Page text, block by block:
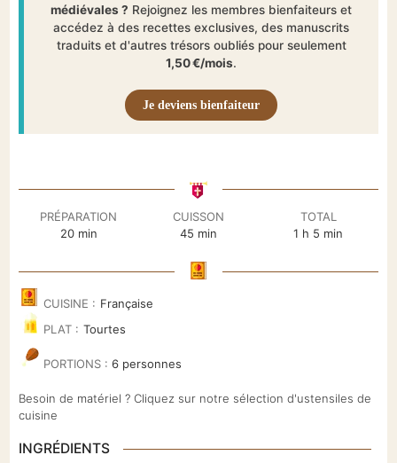
médiévales ? Rejoignez les membres bienfaiteurs et
accédez à des recettes exclusives, des manuscrits
traduits et d'autres trésors oubliés pour seulement
1,50 €/mois.
Je deviens bienfaiteur
PRÉPARATION
20minutes
min
CUISSON
45 minutes
min
TOTAL
1 heure
h 5 minutes
min
CUISINE : Française
PLAT : Tourtes
PORTIONS :6 personnes
Besoin de matériel ? Cliquez sur notre sélection d'ustensiles de
cuisine
INGRÉDIENTS